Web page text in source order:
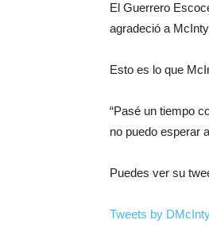
El Guerrero
agradeció a
Esto es lo que
“Pasé un tiempo
no puedo esperar
Puedes ver su
Tweets by